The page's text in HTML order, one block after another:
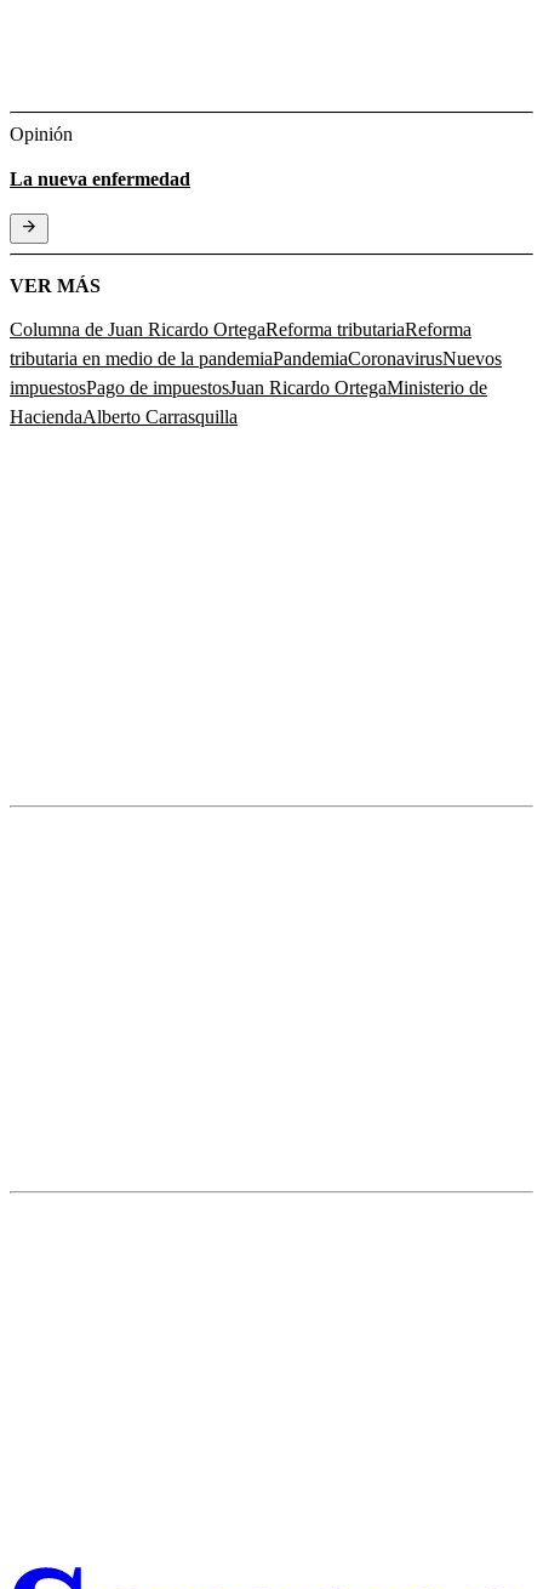
Opinión
La nueva enfermedad
VER MÁS
Columna de Juan Ricardo OrtegaReforma tributariaReforma
tributaria en medio de la pandemiaPandemiaCoronavirusNuevos
impuestosPago de impuestosJuan Ricardo OrtegaMinisterio de
HaciendaAlberto Carrasquilla